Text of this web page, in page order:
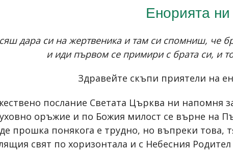
Енорията
дара си на жертвеника и там си спомниш, че
и иди първом се примири с брата си, и
Здравейте скъпи приятели на
послание Светата Църква ни напомня
оръжие и по Божия милост се върне на
прошка понякога е трудно, но въпреки това,
свят по хоризонтала и с Небесния